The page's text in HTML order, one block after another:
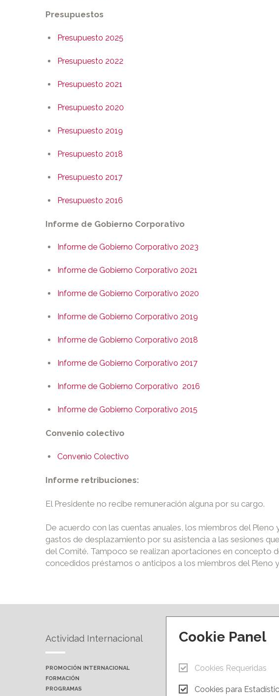
Presupuestos
Presupuesto 2025
Presupuesto 2022
Presupuesto 2021
Presupuesto 2020
Presupuesto 2019
Presupuesto 2018
Presupuesto 2017
Presupuesto 2016
Informe de Gobierno Corporativo
Informe de Gobierno Corporativo 2023
Informe de Gobierno Corporativo 2021
Informe de Gobierno Corporativo 2020
Informe de Gobierno Corporativo 2019
Informe de Gobierno Corporativo 2018
Informe de Gobierno Corporativo 2017
Informe de Gobierno Corporativo 2016
Informe de Gobierno Corporativo 2015
Convenio colectivo
Convenio Colectivo
Informe retribuciones:
El Presidente no recibe remuneración alguna por su cargo.
De acuerdo con las cuentas anuales, los miembros del
gastos de desplazamiento por su asistencia a las sesiones
del Comité. Tampoco se realizan aportaciones en concepto
concedidos préstamos o anticipos a los miembros del Pleno
Actividad Internacional
PROMOCIÓN INTERNACIONAL
FORMACIÓN
PROGRAMAS
Formación y eventos
PRÓXIMAS ACCIONES
CAMPUS VIRTUAL
Cookie Panel
Cookies Requeridas
Cookies para